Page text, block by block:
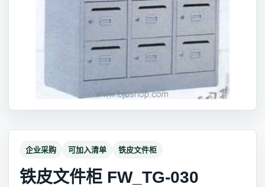
企业采购 可加入清单 铁皮文件柜
铁皮文件柜 FW_TG-030